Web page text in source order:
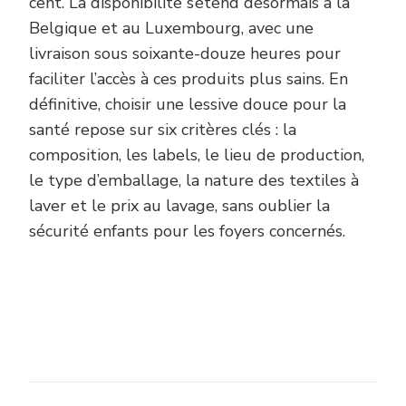
Belgique et au Luxembourg, avec une
livraison sous soixante-douze heures pour
faciliter l’accès à ces produits plus sains. En
définitive, choisir une lessive douce pour la
santé repose sur six critères clés : la
composition, les labels, le lieu de production,
le type d’emballage, la nature des textiles à
laver et le prix au lavage, sans oublier la
sécurité enfants pour les foyers concernés.